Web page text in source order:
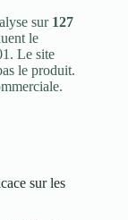
sur 127
le
Le site
le produit.
sur les